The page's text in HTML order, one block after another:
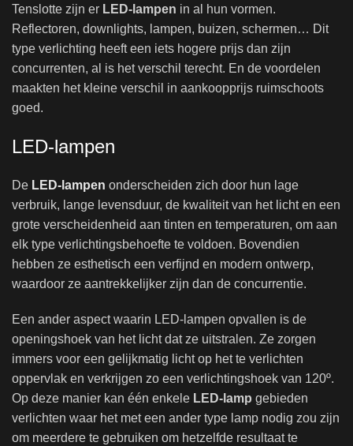
Tenslotte zijn er LED-lampen in al hun vormen.
Reflectoren, downlights, lampen, buizen, schermen… Dit
type verlichting heeft een iets hogere prijs dan zijn
concurrenten, al is het verschil terecht. En de voordelen
maakten het kleine verschil in aankoopprijs ruimschoots
goed.
LED-lampen
De LED-lampen onderscheiden zich door hun lage
verbruik, lange levensduur, de kwaliteit van het licht en een
grote verscheidenheid aan tinten en temperaturen, om aan
elk type verlichtingsbehoefte te voldoen. Bovendien
hebben ze esthetisch een verfijnd en modern ontwerp,
waardoor ze aantrekkelijker zijn dan de concurrentie.
Een ander aspect waarin LED-lampen opvallen is de
openingshoek van het licht dat ze uitstralen. Ze zorgen
immers voor een gelijkmatig licht op het te verlichten
oppervlak en verkrijgen zo een verlichtingshoek van 120º.
Op deze manier kan één enkele LED-lamp gebieden
verlichten waar het met een ander type lamp nodig zou zijn
om meerdere te gebruiken om hetzelfde resultaat te